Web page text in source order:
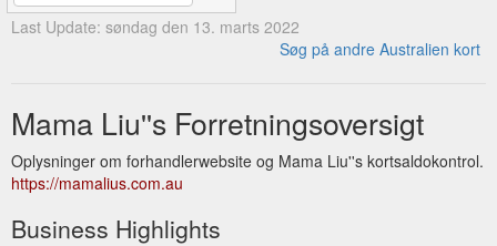
Last Update: søndag den 13. marts 2022
Søg på andre Australien kort
Mama Liu''s Forretningsoversigt
Oplysninger om forhandlerwebsite og Mama Liu''s kortsaldokontrol.
https://mamalius.com.au
Business Highlights